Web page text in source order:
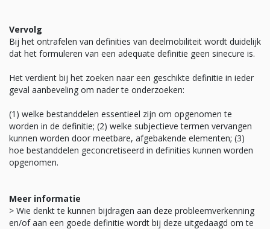
Vervolg
Bij het ontrafelen van definities van deelmobiliteit wordt duidelijk
dat het formuleren van een adequate definitie geen sinecure is.
Het verdient bij het zoeken naar een geschikte definitie in ieder
geval aanbeveling om nader te onderzoeken:
(1) welke bestanddelen essentieel zijn om opgenomen te
worden in de definitie; (2) welke subjectieve termen vervangen
kunnen worden door meetbare, afgebakende elementen; (3)
hoe bestanddelen geconcretiseerd in definities kunnen worden
opgenomen.
Meer informatie
> Wie denkt te kunnen bijdragen aan deze probleemverkenning
en/of aan een goede definitie wordt bij deze uitgedaagd om te